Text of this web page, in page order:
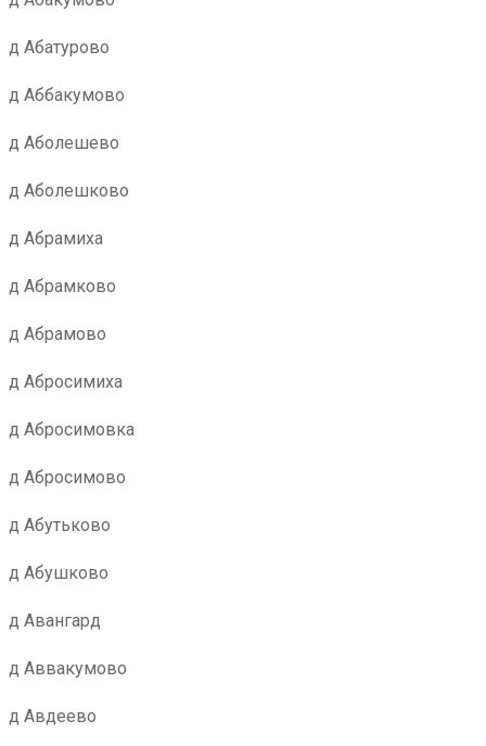
д Абатурово
д Аббакумово
д Аболешево
д Аболешково
д Абрамиха
д Абрамково
д Абрамово
д Абросимиха
д Абросимовка
д Абросимово
д Абутьково
д Абушково
д Авангард
д Аввакумово
д Авдеево